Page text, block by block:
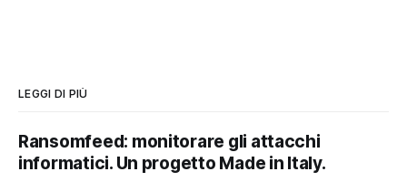
LEGGI DI PIÙ
Ransomfeed: monitorare gli attacchi
informatici. Un progetto Made in Italy.